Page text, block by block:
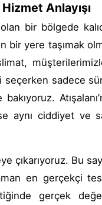
Anlayışı
bir bölgede
yere taşımak
seçerken sadece
aynı ciddiyet ve
çıkarıyoruz. Bu
en gerçekçi
gerçek